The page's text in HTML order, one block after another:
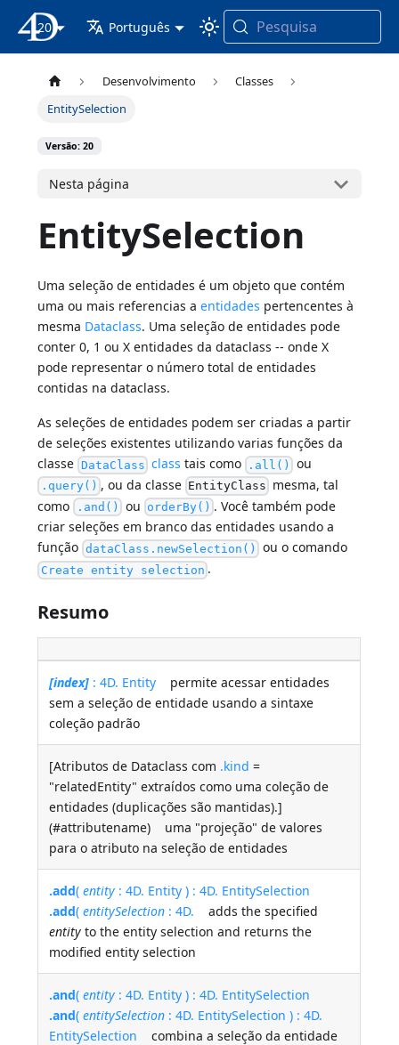
Documentação 4D
20 Português Pesquisa
Desenvolvimento
Classes
EntitySelection
Versão: 20
Nesta página
EntitySelection
Uma seleção de entidades é um objeto que contém
uma ou mais referencias aentidades pertencentes à
mesma Dataclass. Uma seleção de entidades pode
conter 0, 1 ou X entidades da dataclass -- onde X
pode representar o número total de entidades
contidas na dataclass.
As seleções de entidades podem ser criadas a partir
de seleções existentes utilizando varias funções da
classe DataClass class tais como .all() ou
.query() , ou da classe EntityClass mesma, tal
como .and() ou orderBy() . Você também pode
criar seleções em branco das entidades usando a
função dataClass.newSelection() ou o comando
Create entity selection .
Resumo
[index] : 4D. Entity permite acessar entidades
sem a seleção de entidade usando a sintaxe
coleção padrão
[Atributos de Dataclass com .kind =
"relatedEntity" extraídos como uma coleção de
entidades (duplicações são mantidas).]
(#attributename) uma "projeção" de valores
para o atributo na seleção de entidades
.add(entity : 4D. Entity ) : 4D. EntitySelection
.add(entitySelection : 4D. adds the specified
entity to the entity selection and returns the
modified entity selection
.and(entity : 4D. Entity ) : 4D. EntitySelection
.and(entitySelection : 4D. EntitySelection ) : 4D.
EntitySelection combina a seleção da entidade